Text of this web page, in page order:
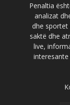
Penaltia
analizat
dhe
saktë dhe
live,